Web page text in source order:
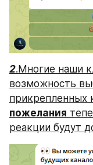
2.Многие наши
возможность
прикрепленных
пожелания
реакции будут